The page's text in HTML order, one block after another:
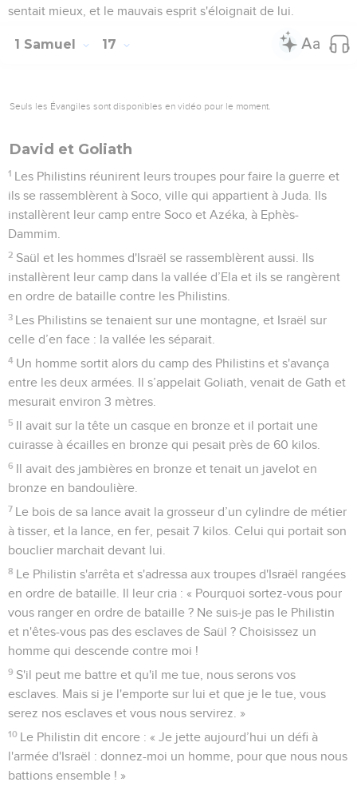
sentait mieux, et le mauvais esprit s'éloignait de lui.
1 Samuel 17
Seuls les Évangiles sont disponibles en vidéo pour le moment.
David et Goliath
1 Les Philistins réunirent leurs troupes pour faire la guerre et
ils se rassemblèrent à Soco, ville qui appartient à Juda. Ils
installèrent leur camp entre Soco et Azéka, à Ephès-
Dammim.
2 Saül et les hommes d'Israël se rassemblèrent aussi. Ils
installèrent leur camp dans la vallée d’Ela et ils se rangèrent
en ordre de bataille contre les Philistins.
3 Les Philistins se tenaient sur une montagne, et Israël sur
celle d’en face : la vallée les séparait.
4 Un homme sortit alors du camp des Philistins et s'avança
entre les deux armées. Il s’appelait Goliath, venait de Gath et
mesurait environ 3 mètres.
5 Il avait sur la tête un casque en bronze et il portait une
cuirasse à écailles en bronze qui pesait près de 60 kilos.
6 Il avait des jambières en bronze et tenait un javelot en
bronze en bandoulière.
7 Le bois de sa lance avait la grosseur d’un cylindre de métier
à tisser, et la lance, en fer, pesait 7 kilos. Celui qui portait son
bouclier marchait devant lui.
8 Le Philistin s'arrêta et s'adressa aux troupes d'Israël rangées
en ordre de bataille. Il leur cria : « Pourquoi sortez-vous pour
vous ranger en ordre de bataille ? Ne suis-je pas le Philistin
et n'êtes-vous pas des esclaves de Saül ? Choisissez un
homme qui descende contre moi !
9 S'il peut me battre et qu'il me tue, nous serons vos
esclaves. Mais si je l'emporte sur lui et que je le tue, vous
serez nos esclaves et vous nous servirez. »
10 Le Philistin dit encore : « Je jette aujourd’hui un défi à
l'armée d'Israël : donnez-moi un homme, pour que nous nous
battions ensemble ! »